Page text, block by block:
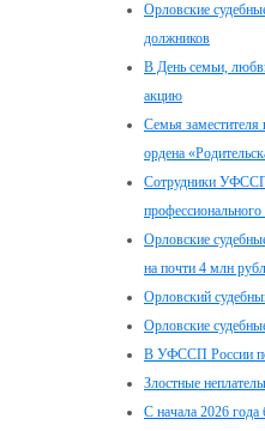
Орловские
должников
В День семьи,
акцию
Семья заместителя
ордена
Сотрудники УФССП
профессионального
Орловские
на почти 4 млн
Орловский
Орловские
В УФССП России по
Злостные
С начала 2026 года